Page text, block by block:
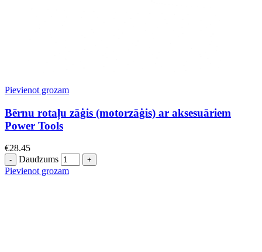
Pievienot grozam
Bērnu rotaļu zāģis (motorzāģis) ar aksesuāriem
Power Tools
€28.45
Daudzums
Pievienot grozam